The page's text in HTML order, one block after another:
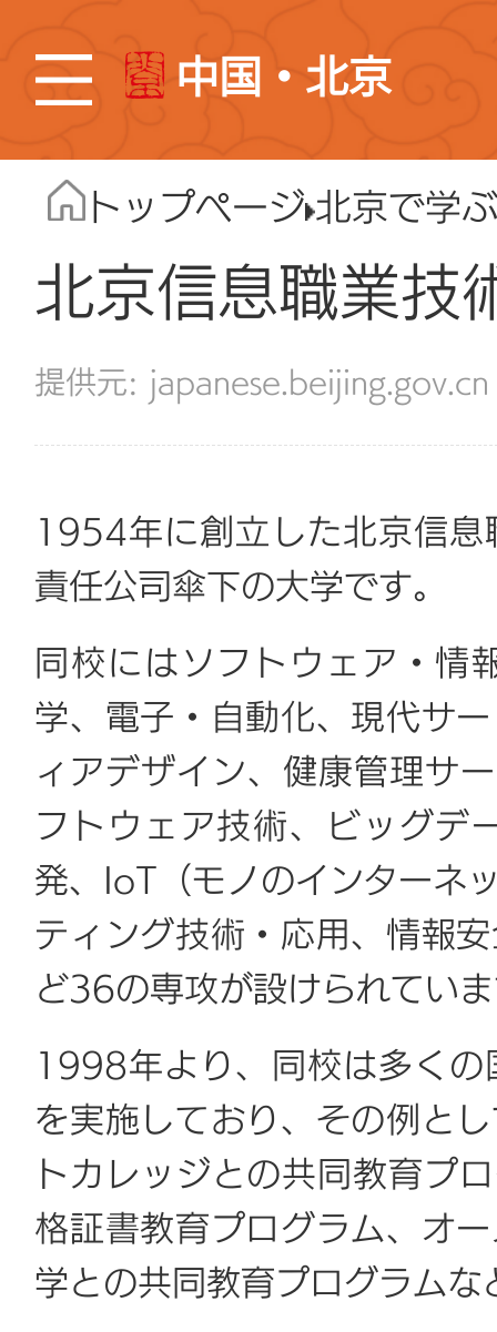
中国・北京
トップページ 北京で学
北京信息職業技
japanese.beijing.gov.cn
1954年に創立した北京信
責任公司傘下の大学です。
同校にはソフトウェア・情
学、電子・自動化、現代サ
ィアデザイン、健康管理サ
フトウェア技術、ビッグデ
発、IoT（モノのインターネ
ティング技術・応用、情報
ど36の専攻が設けられてい
1998年より、同校は多く
を実施しており、その例と
トカレッジとの共同教育プ
格証書教育プログラム、オ
学との共同教育プログラムな